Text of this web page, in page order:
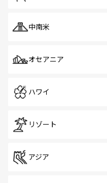
中南米
オセアニア
ハワイ
リゾート
アジア